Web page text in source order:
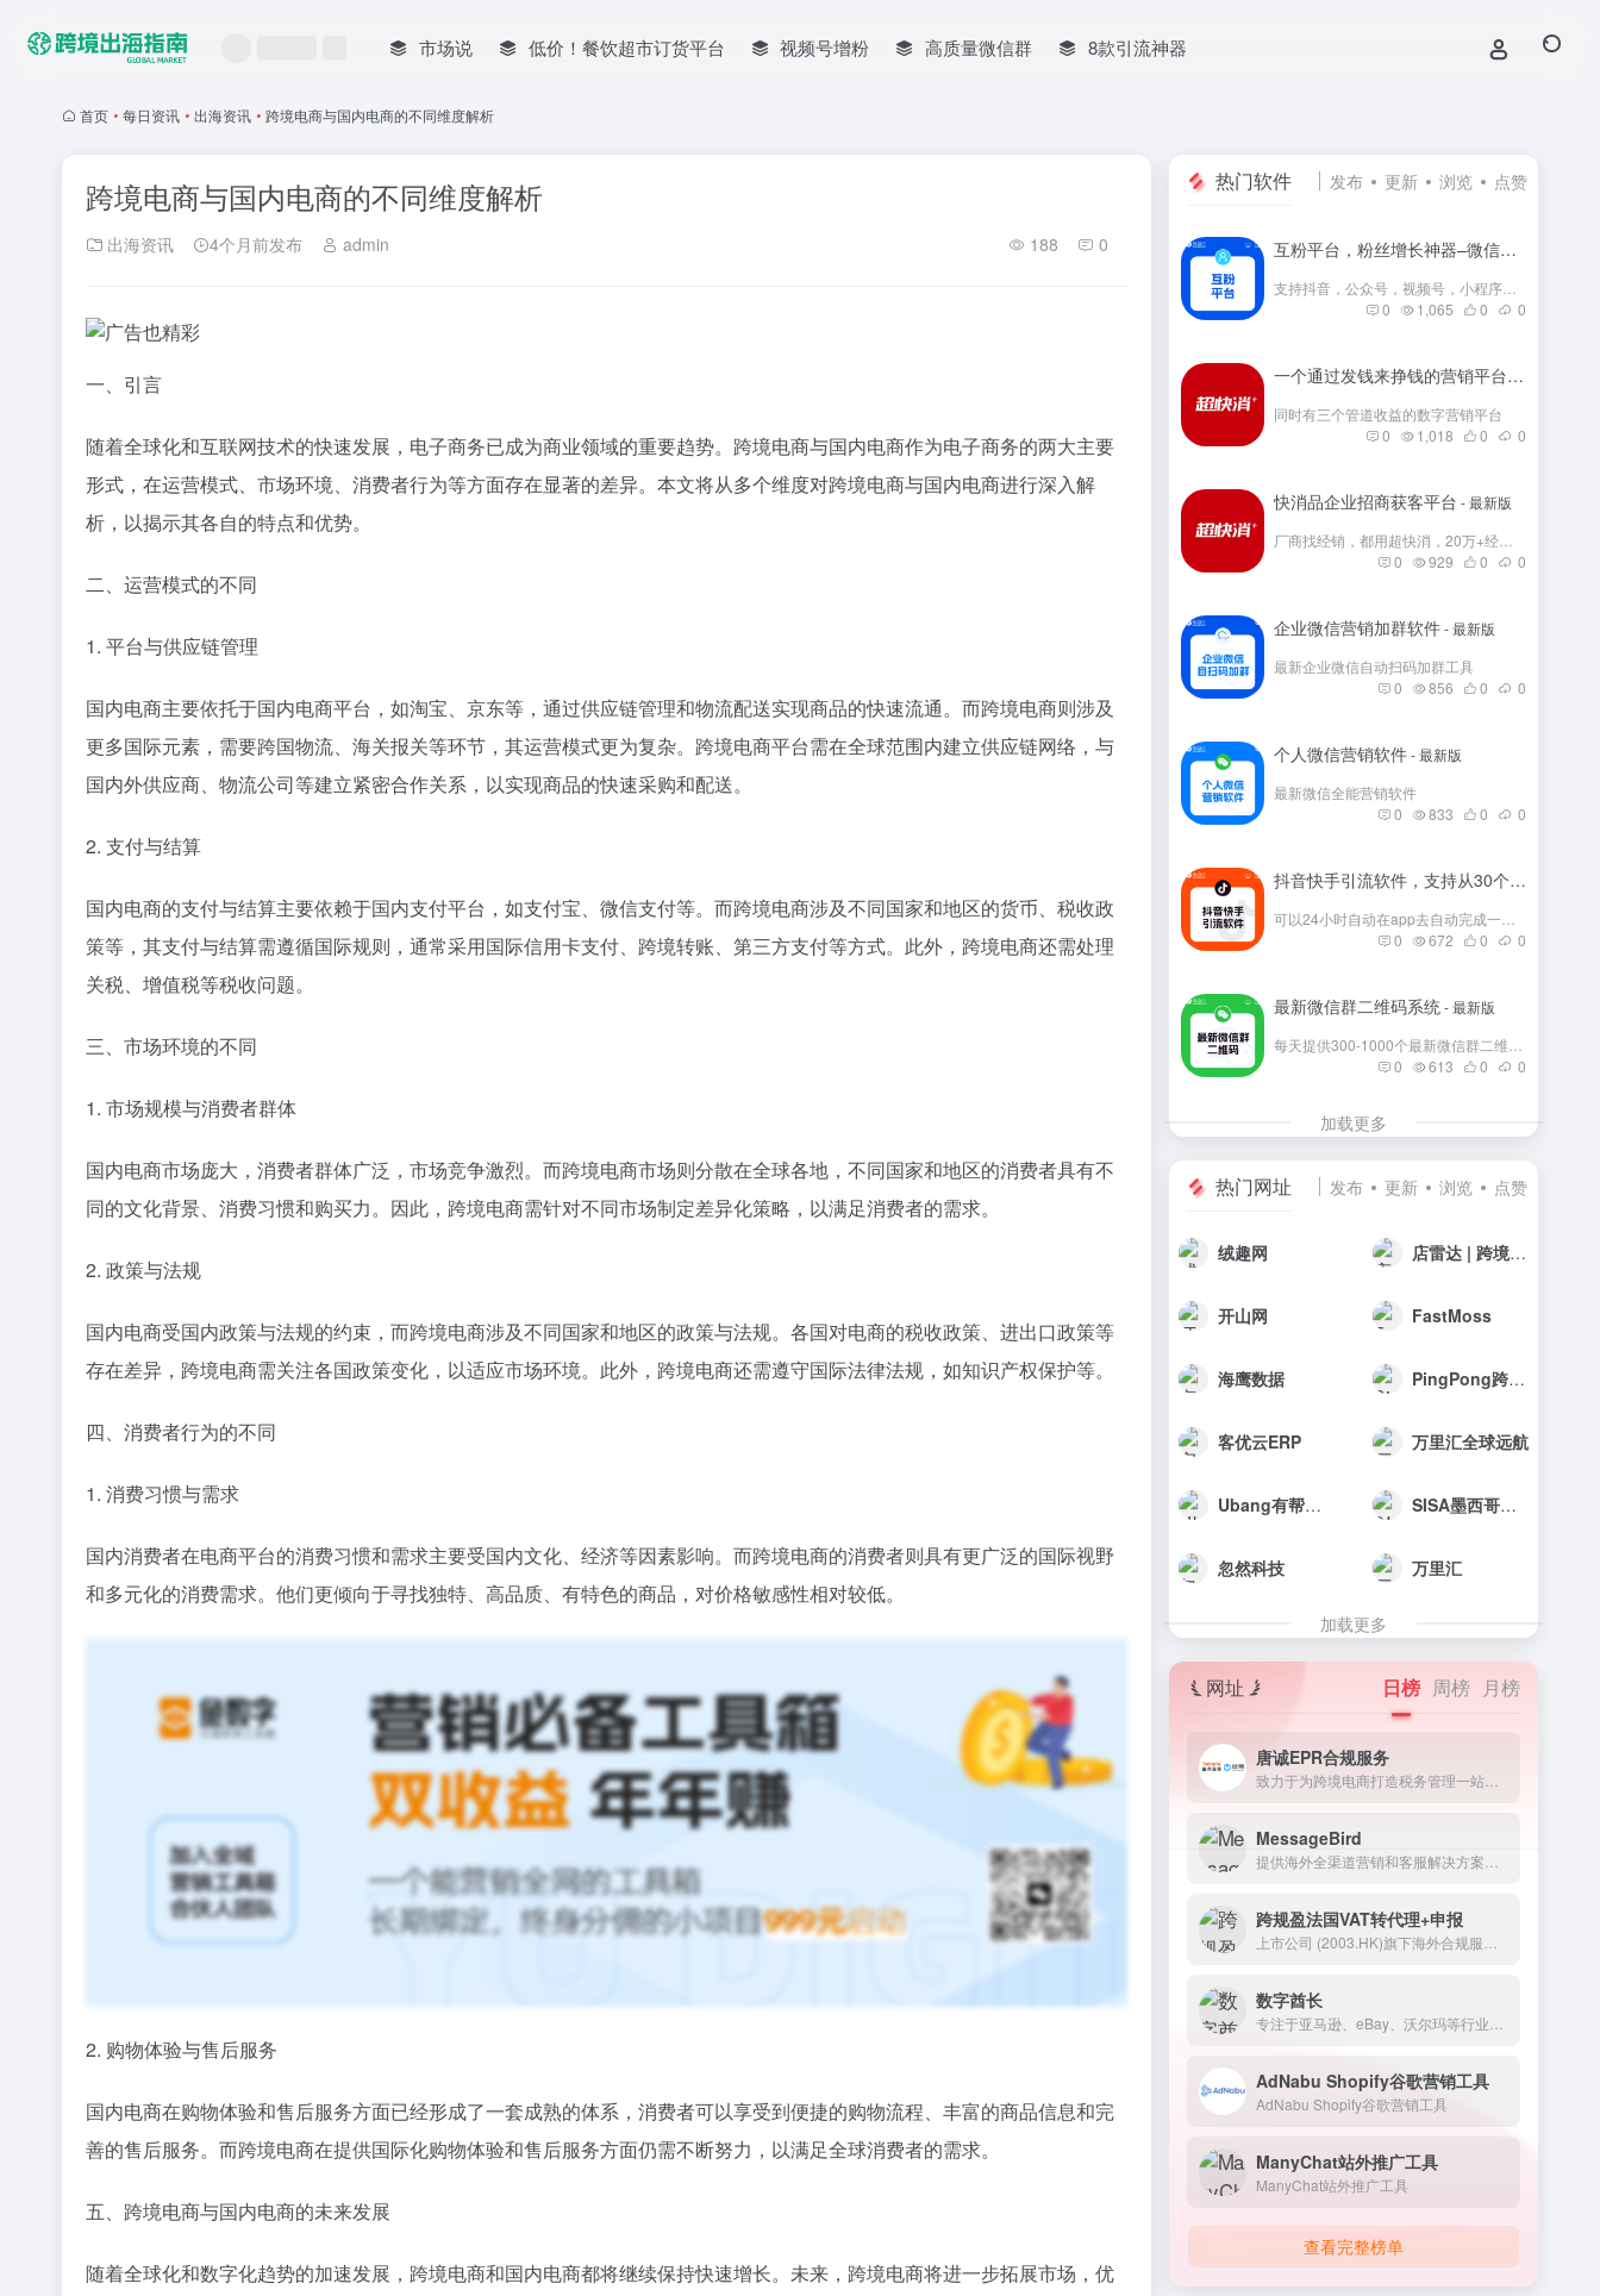
市场说 低价！餐饮超市订货平台 视频号增粉 高质量微信群 8款引流神器
首页 • 每日资讯 • 出海资讯 • 跨境电商与国内电商的不同维度解析
跨境电商与国内电商的不同维度解析
出海资讯 4个月前发布 admin 188 0
一、引言
随着全球化和互联网技术的快速发展，电子商务已成为商业领域的重要趋势。跨境电商与国内电商作为电子商务的两大主要
形式，在运营模式、市场环境、消费者行为等方面存在显著的差异。本文将从多个维度对跨境电商与国内电商进行深入解
析，以揭示其各自的特点和优势。
二、运营模式的不同
1. 平台与供应链管理
国内电商主要依托于国内电商平台，如淘宝、京东等，通过供应链管理和物流配送实现商品的快速流通。而跨境电商则涉及
更多国际元素，需要跨国物流、海关报关等环节，其运营模式更为复杂。跨境电商平台需在全球范围内建立供应链网络，与
国内外供应商、物流公司等建立紧密合作关系，以实现商品的快速采购和配送。
2. 支付与结算
国内电商的支付与结算主要依赖于国内支付平台，如支付宝、微信支付等。而跨境电商涉及不同国家和地区的货币、税收政
策等，其支付与结算需遵循国际规则，通常采用国际信用卡支付、跨境转账、第三方支付等方式。此外，跨境电商还需处理
关税、增值税等税收问题。
三、市场环境的不同
1. 市场规模与消费者群体
国内电商市场庞大，消费者群体广泛，市场竞争激烈。而跨境电商市场则分散在全球各地，不同国家和地区的消费者具有不
同的文化背景、消费习惯和购买力。因此，跨境电商需针对不同市场制定差异化策略，以满足消费者的需求。
2. 政策与法规
国内电商受国内政策与法规的约束，而跨境电商涉及不同国家和地区的政策与法规。各国对电商的税收政策、进出口政策等
存在差异，跨境电商需关注各国政策变化，以适应市场环境。此外，跨境电商还需遵守国际法律法规，如知识产权保护等。
四、消费者行为的不同
1. 消费习惯与需求
国内消费者在电商平台的消费习惯和需求主要受国内文化、经济等因素影响。而跨境电商的消费者则具有更广泛的国际视野
和多元化的消费需求。他们更倾向于寻找独特、高品质、有特色的商品，对价格敏感性相对较低。
2. 购物体验与售后服务
国内电商在购物体验和售后服务方面已经形成了一套成熟的体系，消费者可以享受到便捷的购物流程、丰富的商品信息和完
善的售后服务。而跨境电商在提供国际化购物体验和售后服务方面仍需不断努力，以满足全球消费者的需求。
五、跨境电商与国内电商的未来发展
随着全球化和数字化趋势的加速发展，跨境电商和国内电商都将继续保持快速增长。未来，跨境电商将进一步拓展市场，优
热门软件 发布 更新 浏览 点赞
互粉平台，粉丝增长神器–微信群互粉|互粉大师|互粉软件|互粉平台|互关互粉|微信公众号互粉|互粉盒子|互粉大厅
0
1,065 0 0
一个通过发钱来挣钱的营销平台
- 最新版
同时有三个管道收益的数字营销平台
0
1,018 0 0
快消品企业招商获客平台 - 最新版
0
929 0 0
企业微信营销加群软件- 最新版
最新企业微信自动扫码加群工具
0
856 0 0
个人微信营销软件- 最新版
最新微信全能营销软件
0
833 0 0
抖音快手引流软件，支持从30个平台引流
0
672 0 0
最新微信群二维码系统- 最新版
0
613 0 0
加载更多
热门网址 发布 更新 浏览 点赞
绒趣网 店雷达 | 跨境选品工具
开山网 FastMoss
海鹰数据 PingPong跨境收款
客优云ERP 万里汇全球远航
Ubang有帮科技 SISA墨西哥海外仓
忽然科技 万里汇
加载更多
网址 日榜 周榜 月榜
唐诚EPR合规服务
MessageBird
跨规盈法国VAT转代理+申报
数字酋长
AdNabu Shopify谷歌营销工具
AdNabu Shopify谷歌营销工具
ManyChat站外推广工具
ManyChat站外推广工具
查看完整榜单